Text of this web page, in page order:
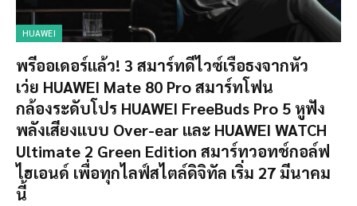
HUAWEI
พรีออเดอร์แล้ว! 3 สมาร์ทดีไวซ์เรือธงจากหัว
เว่ย HUAWEI Mate 80 Pro สมาร์ทโฟน
กล้องระดับโปร HUAWEI FreeBuds Pro 5 หูฟัง
พลังเสียงแบบ Over-ear และ HUAWEI WATCH
Ultimate 2 Green Edition สมาร์ทวอทช์กอล์ฟ
ไฮเอนด์ เพื่อทุกไลฟ์สไตล์ดิจิทัล เริ่ม 27 มีนาคม
นี้